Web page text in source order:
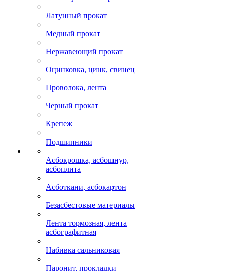
Латунный прокат
Медный прокат
Нержавеющий прокат
Оцинковка, цинк, свинец
Проволока, лента
Черный прокат
Крепеж
Подшипники
Асбокрошка, асбошнур,
асбоплита
Асботкани, асбокартон
Безасбестовые материалы
Лента тормозная, лента
асбографитная
Набивка сальниковая
Паронит, прокладки